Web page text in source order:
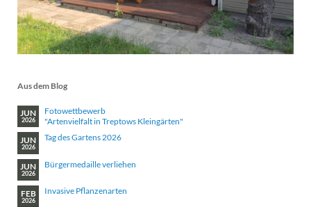
Aus dem Blog
JUN
2026
Fotowettbewerb
"Artenvielfalt in Treptows Kleingärten"
JUN
2026
Tag des Gartens 2026
JUN
2026
Bürgermedaille verliehen
FEB
2026
Invasive Pflanzenarten